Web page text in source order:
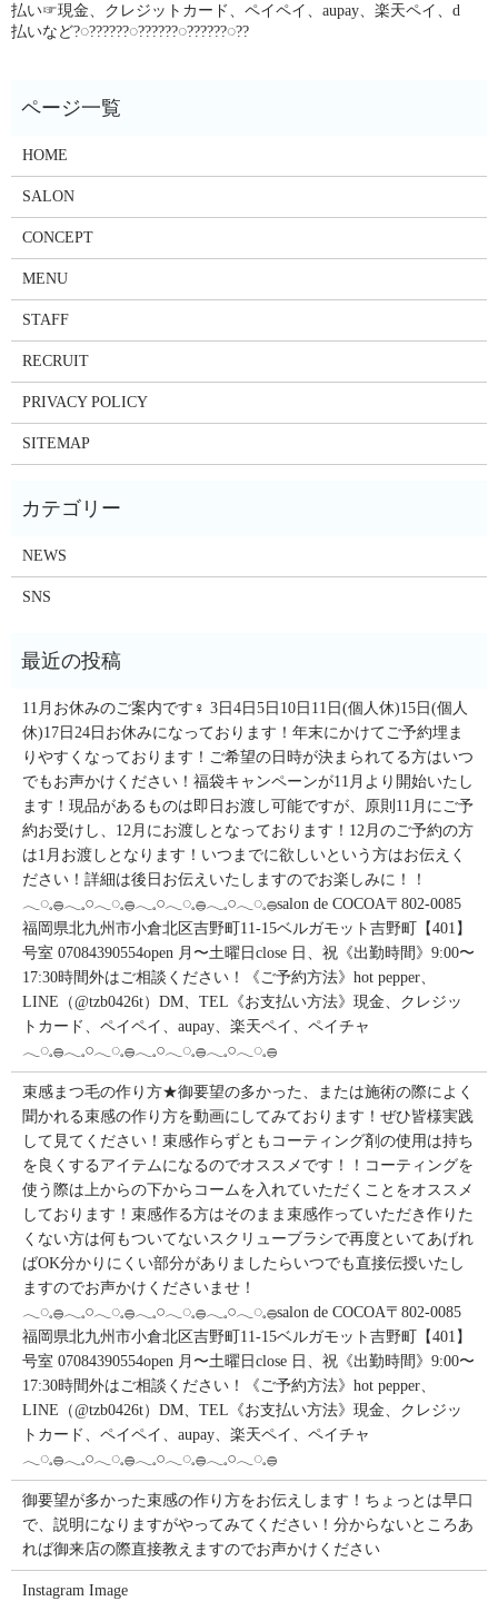
払い☞現金、クレジットカード、ペイペイ、aupay、楽天ペイ、d
払いなど?◌??????◌??????◌??????◌??
HOME
SALON
CONCEPT
MENU
STAFF
RECRUIT
PRIVACY POLICY
SITEMAP
NEWS
SNS
11月お休みのご案内です‍♀️ 3日4日5日10日11日(個人休)15日(個人
休)17日24日お休みになっております！年末にかけてご予約埋ま
りやすくなっております！ご希望の日時が決まられてる方はいつ
でもお声かけください！福袋キャンペーンが11月より開始いたし
ます！現品があるものは即日お渡し可能ですが、原則11月にご予
約お受けし、12月にお渡しとなっております！12月のご予約の方
は1月お渡しとなります！いつまでに欲しいという方はお伝えく
ださい！詳細は後日お伝えいたしますのでお楽しみに！！
𓂃◌𓈒𓐍𓂃𓈒𓏸𓂃◌𓈒𓐍𓂃𓈒𓏸𓂃◌𓈒𓐍𓂃𓈒𓏸𓂃◌𓈒𓐍salon de COCOA〒802-0085
福岡県北九州市小倉北区吉野町11-15ベルガモット吉野町【401】
号室︎ 07084390554open 月〜土曜日close 日、祝《出勤時間》9:00〜
17:30時間外はご相談ください！《ご予約方法》hot pepper、
LINE（@tzb0426t）DM、TEL《お支払い方法》現金、クレジッ
トカード、ペイペイ、aupay、楽天ペイ、ペイチャ
𓂃◌𓈒𓐍𓂃𓈒𓏸𓂃◌𓈒𓐍𓂃𓈒𓏸𓂃◌𓈒𓐍𓂃𓈒𓏸𓂃◌𓈒𓐍
束感まつ毛の作り方★御要望の多かった、または施術の際によく
聞かれる束感の作り方を動画にしてみております！ぜひ皆様実践
して見てください！束感作らずともコーティング剤の使用は持ち
を良くするアイテムになるのでオススメです！！コーティングを
使う際は上からの下からコームを入れていただくことをオススメ
しております！束感作る方はそのまま束感作っていただき作りた
くない方は何もついてないスクリューブラシで再度といてあげれ
ばOK分かりにくい部分がありましたらいつでも直接伝授いたし
ますのでお声かけくださいませ！
𓂃◌𓈒𓐍𓂃𓈒𓏸𓂃◌𓈒𓐍𓂃𓈒𓏸𓂃◌𓈒𓐍𓂃𓈒𓏸𓂃◌𓈒𓐍salon de COCOA〒802-0085
福岡県北九州市小倉北区吉野町11-15ベルガモット吉野町【401】
号室︎ 07084390554open 月〜土曜日close 日、祝《出勤時間》9:00〜
17:30時間外はご相談ください！《ご予約方法》hot pepper、
LINE（@tzb0426t）DM、TEL《お支払い方法》現金、クレジッ
トカード、ペイペイ、aupay、楽天ペイ、ペイチャ
𓂃◌𓈒𓐍𓂃𓈒𓏸𓂃◌𓈒𓐍𓂃𓈒𓏸𓂃◌𓈒𓐍𓂃𓈒𓏸𓂃◌𓈒𓐍
御要望が多かった束感の作り方をお伝えします！ちょっとは早口
で、説明になりますがやってみてください！分からないところあ
れば御来店の際直接教えますのでお声かけください
Instagram Image